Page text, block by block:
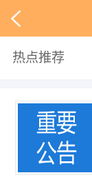
热点推荐